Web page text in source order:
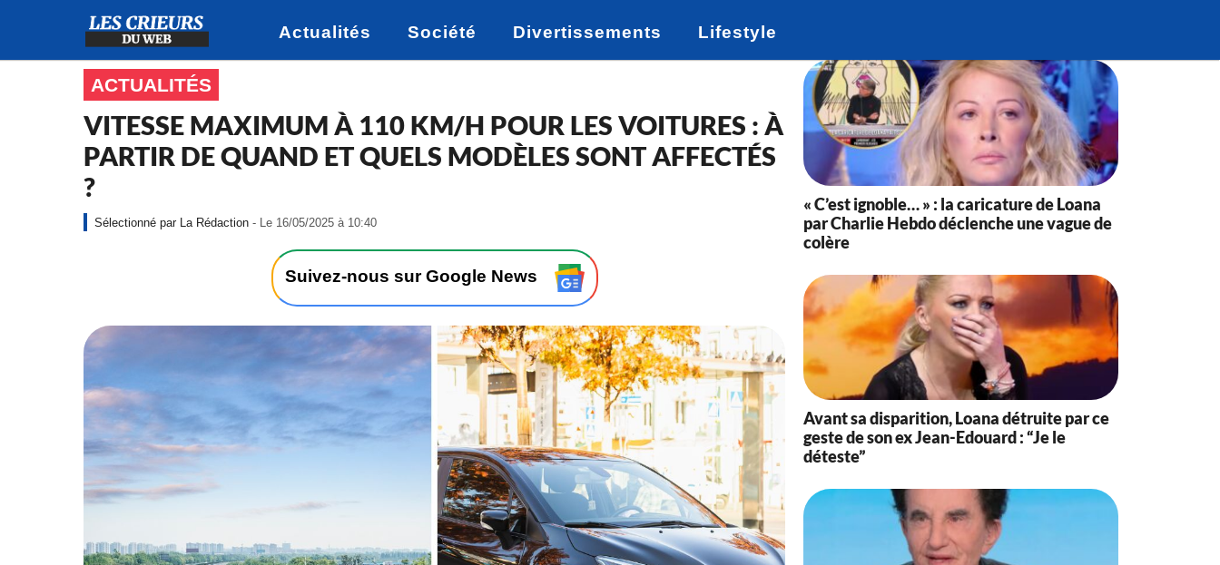
Actualités Société Divertissements Lifestyle
ACTUALITÉS
VITESSE MAXIMUM À 110 KM/H POUR LES VOITURES : À
PARTIR DE QUAND ET QUELS MODÈLES SONT AFFECTÉS
?
La Rédaction - Le 16/05/2025 à 10:40
1
/
0
/
Suivez-nous sur Google News
« C’est ignoble… » : la caricature de Loana
par Charlie Hebdo déclenche une vague de
colère
Avant sa disparition, Loana détruite par ce
geste de son ex Jean-Edouard : “Je le
déteste”